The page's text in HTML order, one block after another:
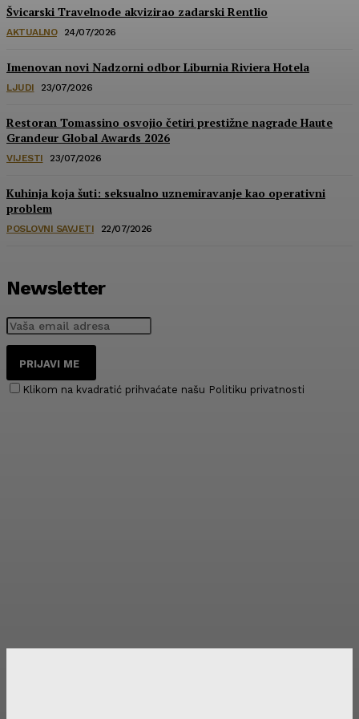
Švicarski Travelnode akvizirao zadarski Rentlio
AKTUALNO 24/07/2026
Imenovan novi Nadzorni odbor Liburnia Riviera Hotela
LJUDI 23/07/2026
Restoran Tomassino osvojio četiri prestižne nagrade Haute
Grandeur Global Awards 2026
VIJESTI 23/07/2026
Kuhinja koja šuti: seksualno uznemiravanje kao operativni
problem
POSLOVNI SAVJETI 22/07/2026
Newsletter
PRIJAVI ME
Klikom na kvadratić prihvaćate našu Politiku privatnosti